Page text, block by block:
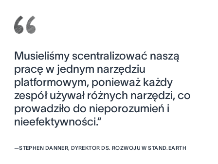
Musieliśmy scentralizować naszą
pracę w jednym narzędziu
platformowym, ponieważ każdy
zespół używał różnych narzędzi, co
prowadziło do nieporozumień i
nieefektywności.”
—STEPHEN DANNER, DYREKTOR DS. ROZWOJU W STAND.EARTH